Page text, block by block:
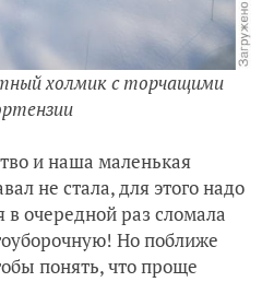
холмик с торчащими
и наша маленькая
не стала, для этого надо
в очередной раз сломала
Но поближе
понять, что проще